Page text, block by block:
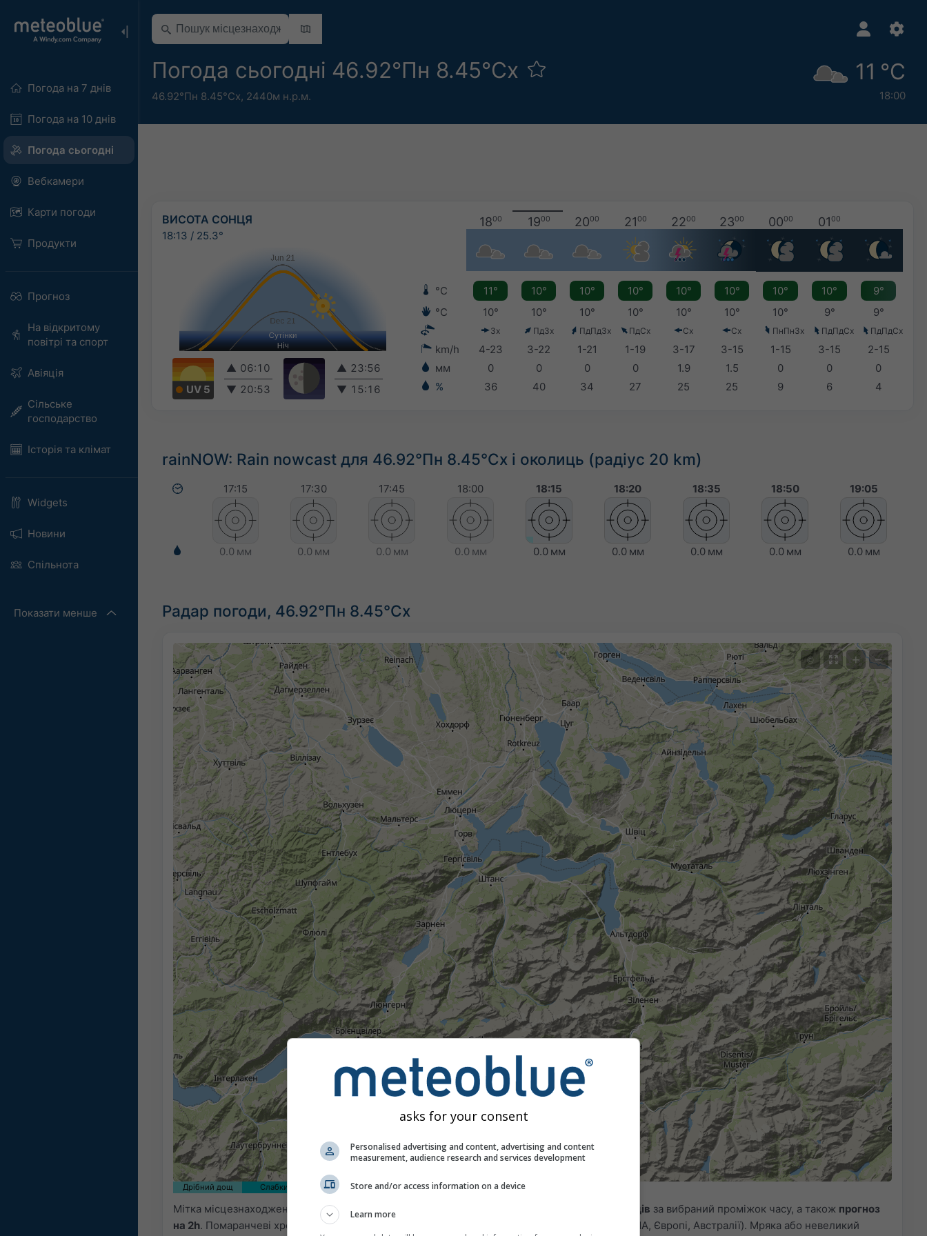
Погода на 7 днів
Погода на 10 днів
Погода сьогодні
Вебкамери
Карти погоди
Продукти
Прогноз
На відкритому
повітрі та спорт
Авіяція
Сільське
господарство
Історія та клімат
Widgets
Новини
Спільнота
Показати менше
Погода сьогодні 46.92°Пн 8.45°Сх
46.92°Пн 8.45°Сх, 2440м н.р.м.
11 °C
18:00
ВИСОТА СОНЦЯ
18:13 / 25.3°
UV 5
▲ 06:10
▼ 20:53
▲ 23:56
▼ 15:16
1800 1900 2000 2100 2200 2300 0000 0100
°C 11° 10° 10° 10° 10° 10° 10° 10°
9°
°C
10° 10° 10° 10° 10° 10° 10° 9° 9°
Зх ПдЗх ПдПдЗх ПдСх Сх Сх ПнПнЗх ПдПдСх ПдПдСх
km/h 4-23 3-22 1-21 1-19 3-17 3-15 1-15 3-15
2-15
мм
0 0 0 0 1.9 1.5 0 0
0
%
36 40 34 27 25 25 9 6 4
rainNOW: Rain nowcast для 46.92°Пн 8.45°Сх і околиць (радіус 20 km)
17:15 17:30 17:45 18:00 18:15 18:20 18:35 18:50 19:05
0.0 мм 0.0 мм 0.0 мм 0.0 мм 0.0 мм 0.0 мм 0.0 мм 0.0 мм 0.0 мм
Радар погоди, 46.92°Пн 8.45°Сх
1h 3h 6h 9h 12h 18h 24h
17:20 17:35 17:50 18:05 18:20 18:35 19:05 19:20 19:35 19:50
© + −
Дрібний дощ Слабкий Помірний Сильний Дуже сильний
Мітка місцезнаходження встановлена на 46.92°Пн 8.45°Сх. Ця анімація показує радар опадів за вибраний проміжок часу, а також прогноз
на 2h. Помаранчеві хрестики позначають блискавки. Дані надані
(доступно у США, Європі, Австралії). Мряка або невеликий
asks for your consent
Personalised advertising and content, advertising and content
measurement, audience research and services development
Store and/or access information on a device
Learn more